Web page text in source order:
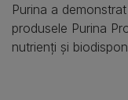
Purina a
produsele Purina
nutrienţi şi